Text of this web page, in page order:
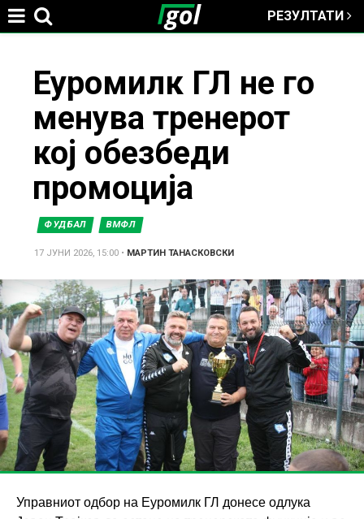
РЕЗУЛТАТИ
here
Еуромилк ГЛ не го
менува тренерот
кој обезбеди
промоција
ФУДБАЛ ВМФЛ
17 ЈУНИ 2026, 15:00 • МАРТИН ТАНАСКОВСКИ
Управниот одбор на Еуромилк ГЛ донесе одлука